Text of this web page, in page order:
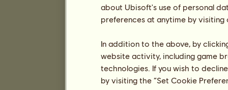
about Ubisoft's use of personal
preferences at anytime by
In addition to the above, by
website activity, including game
technologies. If you wish to
by visiting the “Set Cookie